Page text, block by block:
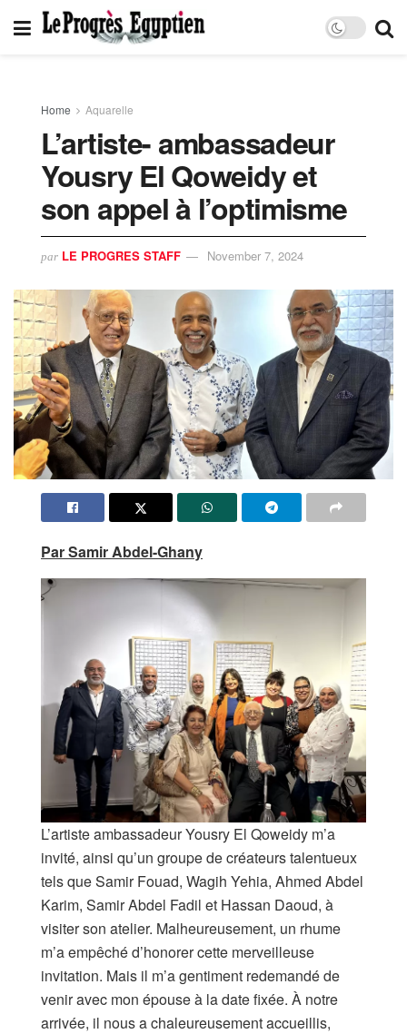
Home Aquarelle
L’artiste- ambassadeur
Yousry El Qoweidy et
son appel à l’optimisme
par LE PROGRES STAFF November 7, 2024
Par Samir Abdel-Ghany
L’artiste ambassadeur Yousry El Qoweidy m’a
invité, ainsi qu’un groupe de créateurs talentueux
tels que Samir Fouad, Wagih Yehia, Ahmed Abdel
Karim, Samir Abdel Fadil et Hassan Daoud, à
visiter son atelier. Malheureusement, un rhume
m’a empêché d’honorer cette merveilleuse
invitation. Mais il m’a gentiment redemandé de
venir avec mon épouse à la date fixée. À notre
arrivée, il nous a chaleureusement accueillis,